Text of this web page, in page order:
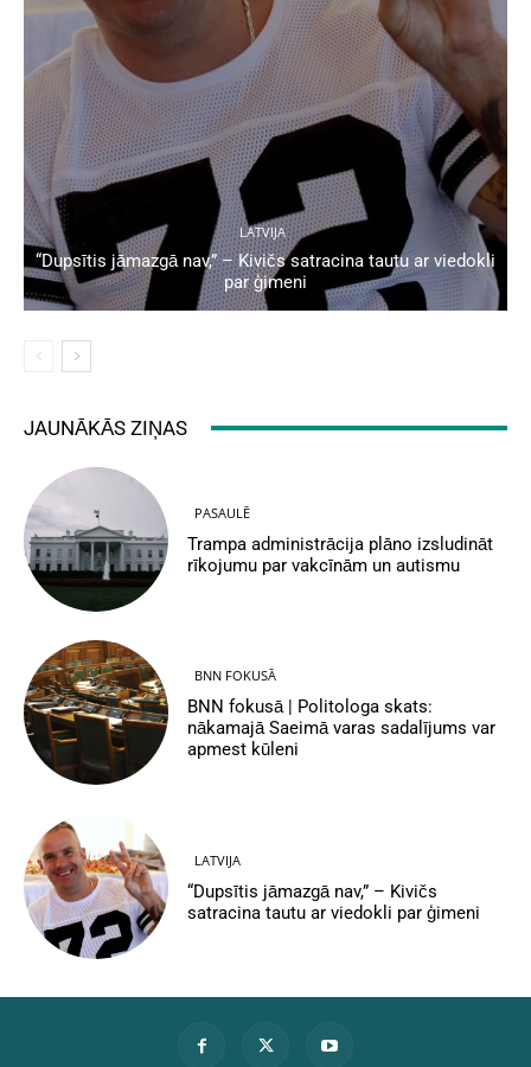
LATVIJA
“Dupsītis jāmazgā nav,” – Kivičs satracina tautu ar viedokli
par ģimeni
JAUNĀKĀS ZIŅAS
PASAULĒ
Trampa administrācija plāno izsludināt
rīkojumu par vakcīnām un autismu
BNN FOKUSĀ
BNN fokusā | Politologa skats:
nākamajā Saeimā varas sadalījums var
apmest kūleni
LATVIJA
“Dupsītis jāmazgā nav,” – Kivičs
satracina tautu ar viedokli par ģimeni